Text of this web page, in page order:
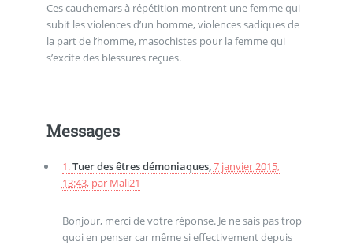
Ces cauchemars à répétition montrent une femme qui
subit les violences d’un homme, violences sadiques de
la part de l’homme, masochistes pour la femme qui
s’excite des blessures reçues.
Messages
1.Tuer des êtres démoniaques,7 janvier 2015,
13:43, par Mali21
Bonjour, merci de votre réponse. Je ne sais pas trop
quoi en penser car même si effectivement depuis